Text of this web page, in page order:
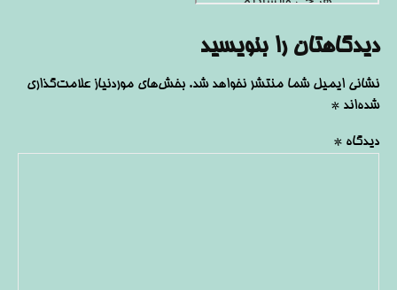
دیدگاهتان را بنویسید
نشانی ایمیل شما منتشر نخواهد شد. بخش‌های موردنیاز علامت‌گذاری
شده‌اند *
دیدگاه *